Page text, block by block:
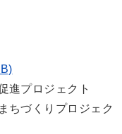
プロジェクト
づくりプロジェク